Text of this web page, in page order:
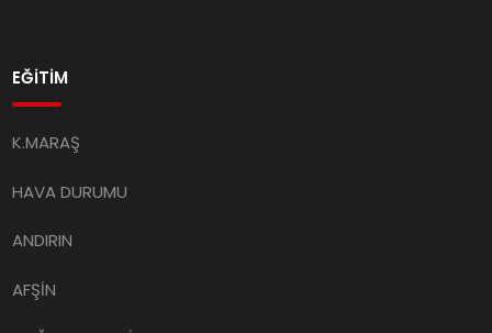
EĞİTİM
K.MARAŞ
HAVA DURUMU
ANDIRIN
AFŞİN